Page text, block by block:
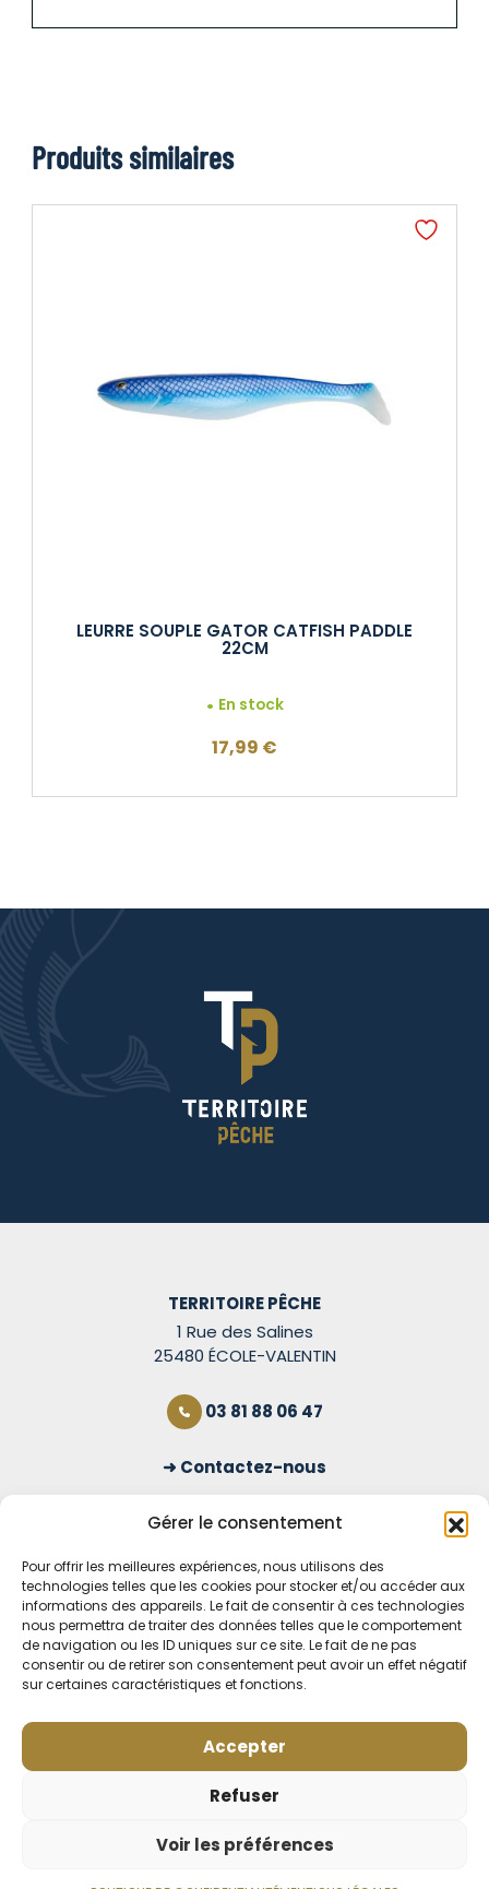
Gérer le consentement
Pour offrir les meilleures expériences, nous utilisons des
technologies telles que les cookies pour stocker et/ou accéder aux
informations des appareils. Le fait de consentir à ces technologies
nous permettra de traiter des données telles que le comportement
de navigation ou les ID uniques sur ce site. Le fait de ne pas
consentir ou de retirer son consentement peut avoir un effet négatif
sur certaines caractéristiques et fonctions.
Accepter
Refuser
Voir les préférences
Produits similaires
LEURRE SOUPLE GATOR CATFISH PADDLE
22CM
En stock
17,99 €
TERRITOIRE PÊCHE
1 Rue des Salines
25480 ÉCOLE-VALENTIN
03 81 88 06 47
Contactez-nous
OUVERT TOUS LES JOURS
Voir nos horaires
MENTIONS LÉGALES
POLITIQUE DE CONFIDENTIALITÉ